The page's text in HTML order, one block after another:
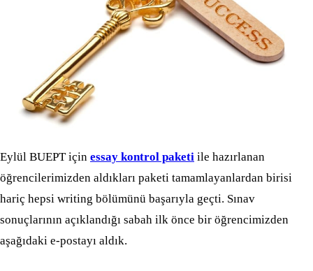
Eylül BUEPT için essay kontrol paketi ile hazırlanan
öğrencilerimizden aldıkları paketi tamamlayanlardan birisi
hariç hepsi writing bölümünü başarıyla geçti. Sınav
sonuçlarının açıklandığı sabah ilk önce bir öğrencimizden
aşağıdaki e-postayı aldık.